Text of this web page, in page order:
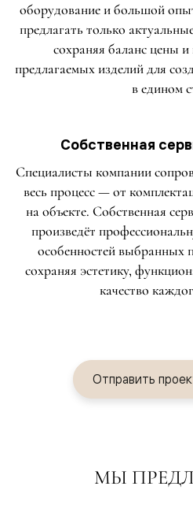
оборудование и большой
предлагать только
сохраняя баланс цены и
предлагаемых изделий для
в едином
Собственная
Специалисты компании
весь процесс — от
на объекте. Собственная
произведёт
особенностей выбранных
сохраняя эстетику,
качество
Отправить
МЫ